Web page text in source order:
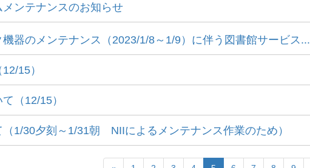
メンテナンスのお知らせ
器のメンテナンス（2023/1/8～1/9）に伴う図書館サービス...
15）
（12/15）
1/30夕刻～1/31朝 NIIによるメンテナンス作業のため）